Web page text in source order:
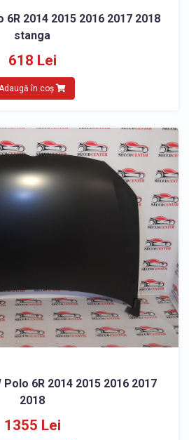
2014 2015 2016 2017 2018
stanga
618 Lei
în coș
6R 2014 2015 2016 2017
2018
1355 Lei